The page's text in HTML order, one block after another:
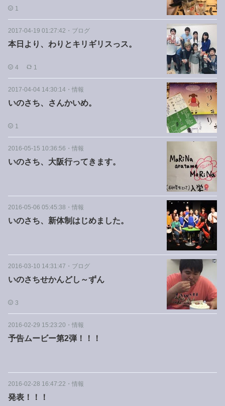
1
2017-04-19 01:27:42 ・ ブログ
本日より、わりとキリギリスっス。
4 1
2017-04-04 14:30:14 ・ 情報
いのさち、さんかいめ。
1
2016-05-15 10:36:56 ・ 情報
いのさち、大阪行ってきます。
2016-05-06 05:45:38 ・ 情報
いのさち、新体制はじめました。
2016-03-10 14:31:47 ・ ブログ
いのさちせかんどし～ずん
3
2016-02-29 15:23:20 ・ 情報
予告ムービー第2弾！！！
2016-02-28 16:47:22 ・ 情報
発表！！！